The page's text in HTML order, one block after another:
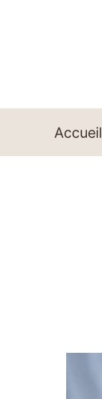
Accueil